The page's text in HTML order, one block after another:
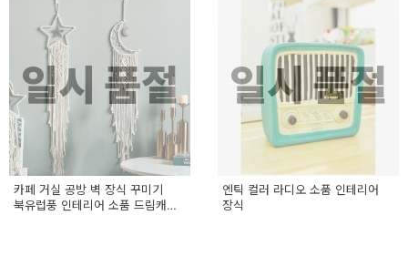
일시 품절
카페 거실 공방 벽 장식 꾸미기
북유럽풍 인테리어 소품 드림캐쳐
일시 품절
엔틱 컬러 라디오 소품 인테리어
장식